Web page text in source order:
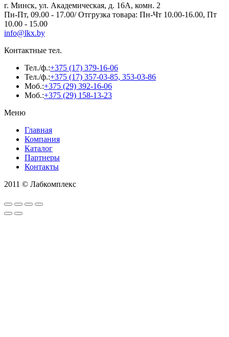
г. Минск, ул. Академическая, д. 16А, комн. 2
Пн-Пт, 09.00 - 17.00/ Отгрузка товара: Пн-Чт 10.00-16.00, Пт
10.00 - 15.00
info@lkx.by
Контактные тел.
Тел./ф.:+375 (17) 379-16-06
Тел./ф.:+375 (17) 357-03-85, 353-03-86
Моб.:+375 (29) 392-16-06
Моб.:+375 (29) 158-13-23
Меню
Главная
Компания
Каталог
Партнеры
Контакты
2011 © Лабкомплекс